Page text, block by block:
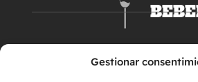
Gestionar